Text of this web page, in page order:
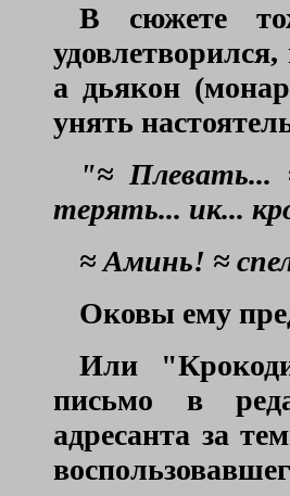
В сюжете
а дьякон
унять
"≈ Плевать...
терять... ик...
≈ Аминь! ≈
Оковы ему
Или
письмо в
адресанта за